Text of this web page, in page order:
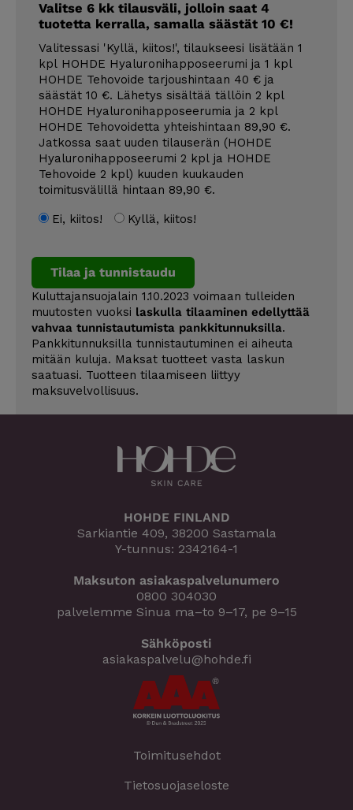
Valitse 6 kk tilausväli, jolloin saat 4
tuotetta kerralla, samalla säästät 10 €!
Valitessasi 'Kyllä, kiitos!', tilaukseesi lisätään 1
kpl HOHDE Hyaluronihapposeerumi ja 1 kpl
HOHDE Tehovoide tarjoushintaan 40 € ja
säästät 10 €. Lähetys sisältää tällöin 2 kpl
HOHDE Hyaluronihapposeerumia ja 2 kpl
HOHDE Tehovoidetta yhteishintaan 89,90 €.
Jatkossa saat uuden tilauserän (HOHDE
Hyaluronihapposeerumi 2 kpl ja HOHDE
Tehovoide 2 kpl) kuuden kuukauden
toimitusvälillä hintaan 89,90 €.
Ei, kiitos! Kyllä, kiitos!
Tilaa ja tunnistaudu
Kuluttajansuojalain 1.10.2023 voimaan tulleiden
muutosten vuoksi laskulla tilaaminen edellyttää
vahvaa tunnistautumista pankkitunnuksilla.
Pankkitunnuksilla tunnistautuminen ei aiheuta
mitään kuluja. Maksat tuotteet vasta laskun
saatuasi. Tuotteen tilaamiseen liittyy
maksuvelvollisuus.
HOHDE FINLAND
Sarkiantie 409, 38200 Sastamala
Y-tunnus: 2342164-1
Maksuton asiakaspalvelunumero
0800 304030
palvelemme Sinua ma–to 9–17, pe 9–15
Sähköposti
asiakaspalvelu@hohde.fi
Toimitusehdot
Tietosuojaseloste